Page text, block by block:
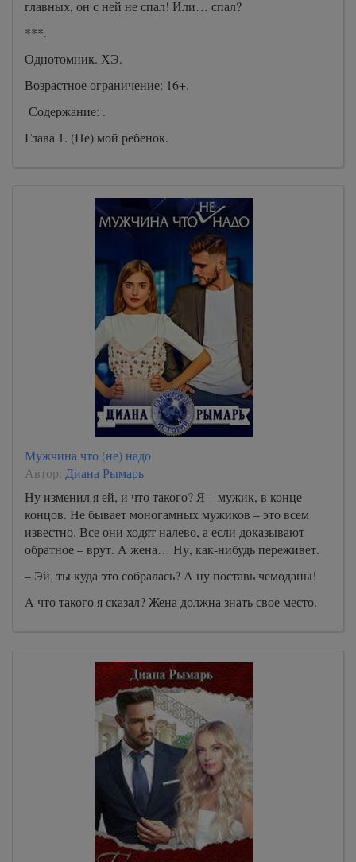
главных, он с ней не спал! Или… спал?
***.
Однотомник. ХЭ.
Возрастное ограничение: 16+.
Содержание: .
Глава 1. (Не) мой ребенок.
Мужчина что (не) надо
Автор: Диана Рымарь
Ну изменил я ей, и что такого? Я – мужик, в конце
концов. Не бывает моногамных мужиков – это всем
известно. Все они ходят налево, а если доказывают
обратное – врут. А жена… Ну, как-нибудь переживет.
– Эй, ты куда это собралась? А ну поставь чемоданы!
А что такого я сказал? Жена должна знать свое место.